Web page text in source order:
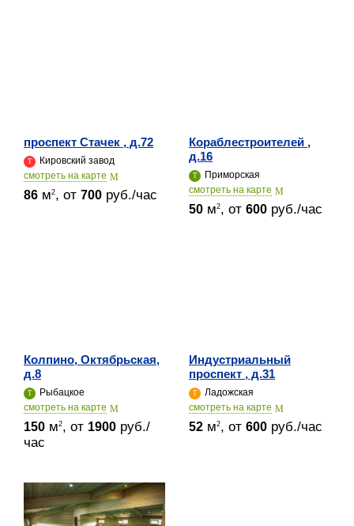
проспект Стачек , д.72
Кировский завод
cмотреть на карте
86 м2, от 700 руб./час
Кораблестроителей ,
д.16
Приморская
cмотреть на карте
50 м2, от 600 руб./час
Колпино, Октябрьская,
д.8
Рыбацкое
cмотреть на карте
150 м2, от 1900 руб./
час
Индустриальный
проспект , д.31
Ладожская
cмотреть на карте
52 м2, от 600 руб./час